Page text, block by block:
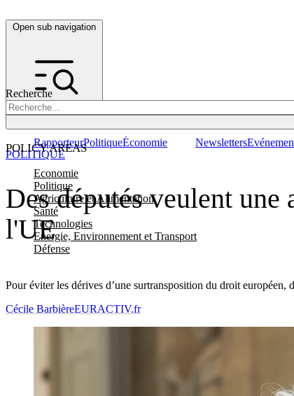
Open sub navigation
Recherche
POLICY AREAS
Economie
Politique
Agriculture et Alimentation
Santé
Technologies
Energie, Environnement et Transport
Défense
RapporteurPolitiqueÉconomie Newsletters
Des députés veulent
l'UE
Pour éviter les dérives d’une surtransposition du droit européen,
POLITIQUE
Cécile BarbièreEURACTIV.fr